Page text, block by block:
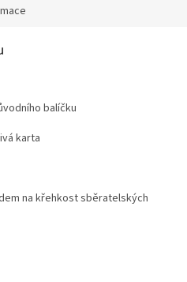
balíčku
karta
na křehkost sběratelských